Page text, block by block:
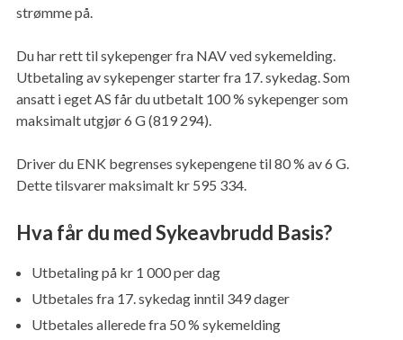
strømme på.
Du har rett til sykepenger fra NAV ved sykemelding.
Utbetaling av sykepenger starter fra 17. sykedag. Som
ansatt i eget AS får du utbetalt 100 % sykepenger som
maksimalt utgjør 6 G (819 294).
Driver du ENK begrenses sykepengene til 80 % av 6 G.
Dette tilsvarer maksimalt kr 595 334.
Hva får du med Sykeavbrudd Basis?
Utbetaling på kr 1 000 per dag
Utbetales fra 17. sykedag inntil 349 dager
Utbetales allerede fra 50 % sykemelding